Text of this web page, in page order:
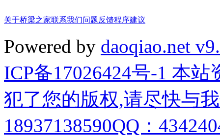
关于桥梁之家联系我们问题反馈程序建议
Powered by daoqiao.net
ICP备17026424号-1 本
犯了您的版权,请尽快与
18937138590QQ：